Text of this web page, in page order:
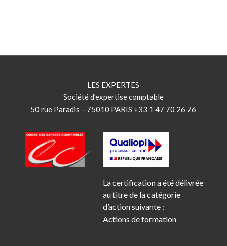
LES EXPERTES
Société d’expertise comptable
50 rue Paradis – 75010 PARIS +33 1 47 70 26 76
La certification a été délivrée
au titre de la catégorie
d’action suivante :
Actions de formation